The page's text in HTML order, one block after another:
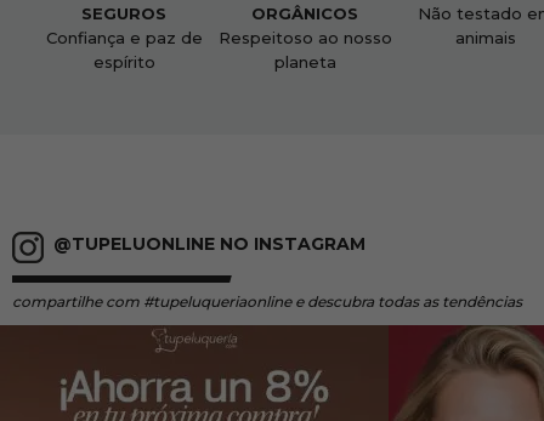
SEGUROS
Confiança e paz de
espírito
ORGÂNICOS
Respeitoso ao nosso
planeta
Não testado
animais
@TUPELUONLINE NO INSTAGRAM
compartilhe com #tupeluqueriaonline e descubra todas as tendências